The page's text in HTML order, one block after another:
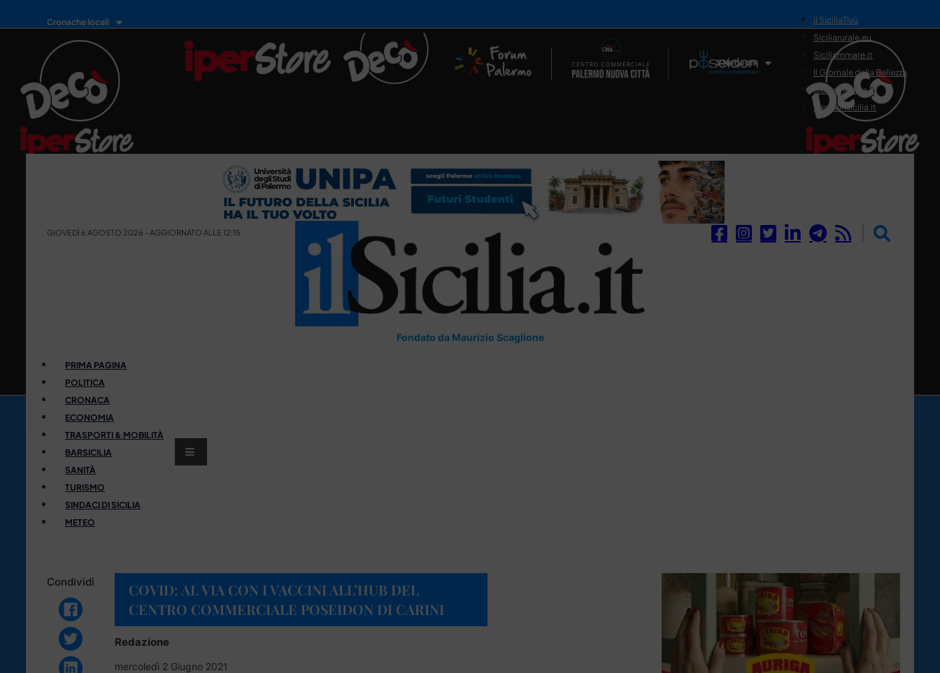
Cronache locali
Il Network
il SiciliaTivù
Siciliarurale.eu
Siciliammare.it
Il Giornale della Bellezza
Siciliamedica.it
Sanitainsicilia.it
GIOVEDÌ 6 AGOSTO 2026 - AGGIORNATO ALLE 12:15
Fondato da Maurizio Scaglione
PRIMA PAGINA
POLITICA
CRONACA
ECONOMIA
TRASPORTI & MOBILITÀ
BARSICILIA
SANITÀ
TURISMO
SINDACI DI SICILIA
METEO
Condividi
COVID: AL VIA CON I VACCINI ALL’HUB DEL
CENTRO COMMERCIALE POSEIDON DI CARINI
Redazione
mercoledì 2 Giugno 2021